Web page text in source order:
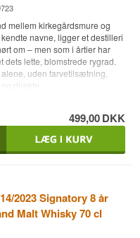
mellem kirkegårdsmure og
navne, ligger et destilleri
om – men som i årtier har
dets lette, blomstrede rygrad.
uden farvetilsætning,
direkte.
kan forekomme og slidtage
ved 46% uden
Spey er et af de mest
i hele Speyside. Det
af kornhandleren James
499,00DKK
2023 Signatory 8 år
Malt Whisky 70 cl